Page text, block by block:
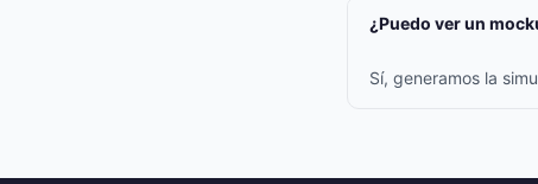
¿Puedo ver un
Sí, generamos la